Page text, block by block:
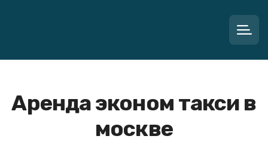
Аренда эконом такси в
москве